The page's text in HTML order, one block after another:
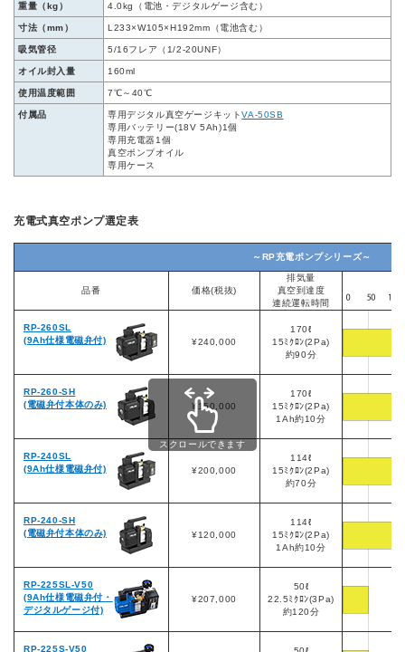
重量（kg） 4.0kg（電池・デジタルゲージ含む）
寸法（mm） L233×W105×H192mm（電池含む）
吸気管径 5/16フレア（1/2-20UNF）
オイル封入量 160ml
使用温度範囲 7℃～40℃
付属品 専用デジタル真空ゲージキットVA-50SB
専用バッテリー(18V 5Ah)1個
専用充電器1個
真空ポンプオイル
専用ケース
充電式真空ポンプ選定表
～RP充電ポンプシリーズ～
品番 価格(税抜)
排気量
真空到達度
連続運転時間
RP-260SL
(9Ah仕様電磁弁付)
¥240,000
170ℓ
15ﾐｸﾛﾝ(2Pa)
約90分
RP-260-SH
(電磁弁付本体のみ)
¥150,000
170ℓ
15ﾐｸﾛﾝ(2Pa)
1Ah約10分
RP-240SL
(9Ah仕様電磁弁付)
¥200,000
114ℓ
15ﾐｸﾛﾝ(2Pa)
約70分
RP-240-SH
(電磁弁付本体のみ)
¥120,000
114ℓ
15ﾐｸﾛﾝ(2Pa)
1Ah約10分
RP-225SL-V50
(9Ah仕様電磁弁付・
デジタルゲージ付)
¥207,000
50ℓ
22.5ﾐｸﾛﾝ(3Pa)
約120分
RP-225S-V50
スクロールできます